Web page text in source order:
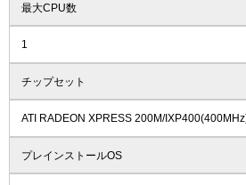
最大CPU数
1
チップセット
ATI RADEON XPRESS 200M/
プレインストールOS